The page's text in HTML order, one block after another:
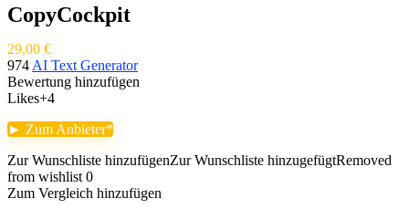
CopyCockpit
29,00 €
974 AI Text Generator
Bewertung hinzufügen
Likes+4
► Zum Anbieter
Zur Wunschliste hinzufügenZur Wunschliste hinzugefügtRemoved
from wishlist 0
Zum Vergleich hinzufügen